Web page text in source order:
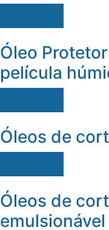
Óleo
película
Óleos de
Óleos de
emulsionável